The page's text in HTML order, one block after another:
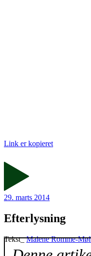
Link er kopieret
29. marts 2014
Efterlysning
Tekst_Malene Romme-